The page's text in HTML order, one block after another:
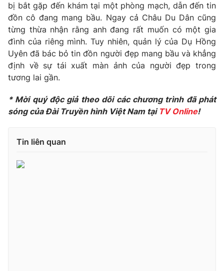
VTV9 VTV8
Liên hệ tòa soạn English
THỜI BÁO VTV
Theo dõi báo trên
bị bắt gặp đến khám tại một phòng mạch, dẫn đến tin
đồn cô đang mang bầu. Ngay cả Châu Du Dân cũng
từng thừa nhận rằng anh đang rất muốn có một gia
đình của riêng mình. Tuy nhiên, quản lý của Dụ Hồng
Uyên đã bác bỏ tin đồn người đẹp mang bầu và khẳng
định về sự tái xuất màn ảnh của người đẹp trong
tương lai gần.
* Mời quý độc giả theo dõi các chương trình đã phát
sóng của Đài Truyền hình Việt Nam tại TV Online!
Tin liên quan